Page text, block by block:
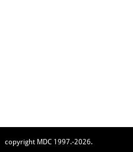
copyright MDC 1997.-2026.